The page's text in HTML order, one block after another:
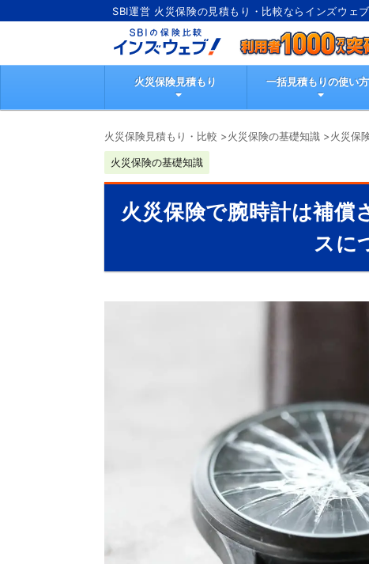
SBI運営 火災保険の見積もり・比較ならインズウェブ
火災保険見積もり 一括見積もりの使い方
火災保険見積もり・比較 >火災保険の基礎知識 >火災保
火災保険の基礎知識
火災保険で腕時計は補償
スに